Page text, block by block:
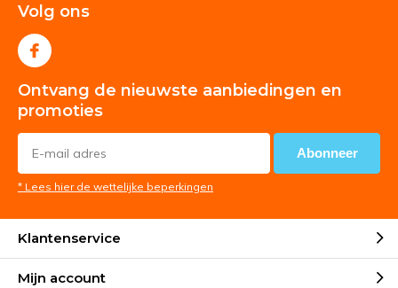
Volg ons
Ontvang de nieuwste aanbiedingen en
promoties
Abonneer
* Lees hier de wettelijke beperkingen
Klantenservice
Mijn account